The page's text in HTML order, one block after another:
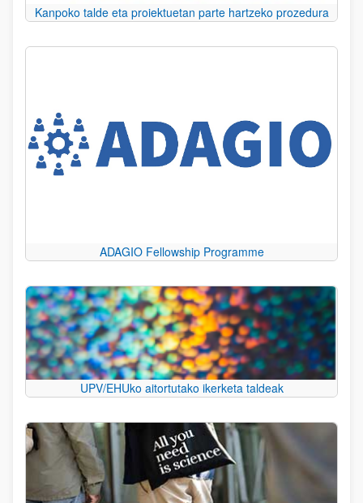
Kanpoko talde eta proiektuetan parte hartzeko prozedura
ADAGIO Fellowship Programme
UPV/EHUko aitortutako ikerketa taldeak